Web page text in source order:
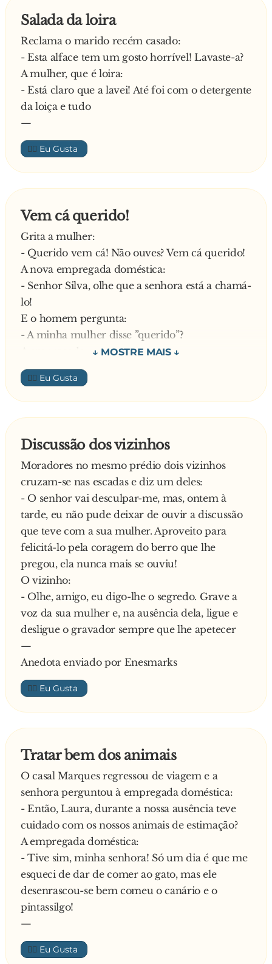
Salada da loira
Reclama o marido recém casado:
- Esta alface tem um gosto horrível! Lavaste-a?
A mulher, que é loira:
- Está claro que a lavei! Até foi com o detergente
da loiça e tudo
—
👍🏼
Vem cá querido!
Grita a mulher:
- Querido vem cá! Não ouves? Vem cá querido!
A nova empregada doméstica:
- Senhor Silva, olhe que a senhora está a chamá-
lo!
E o homem pergunta:
- A minha mulher disse ”querido”?
- Disse, sim, senhor Silva!
Diz o homem:
- Ah, então é com o cão
—
👍🏼
Discussão dos vizinhos
Moradores no mesmo prédio dois vizinhos
cruzam-se nas escadas e diz um deles:
- O senhor vai desculpar-me, mas, ontem à
tarde, eu não pude deixar de ouvir a discussão
que teve com a sua mulher. Aproveito para
felicitá-lo pela coragem do berro que lhe
pregou, ela nunca mais se ouviu!
O vizinho:
- Olhe, amigo, eu digo-lhe o segredo. Grave a
voz da sua mulher e, na ausência dela, ligue e
desligue o gravador sempre que lhe apetecer
—
Anedota enviado por Enesmarks
👍🏼
Tratar bem dos animais
O casal Marques regressou de viagem e a
senhora perguntou à empregada doméstica:
- Então, Laura, durante a nossa ausência teve
cuidado com os nossos animais de estimação?
A empregada doméstica:
- Tive sim, minha senhora! Só um dia é que me
esqueci de dar de comer ao gato, mas ele
desenrascou-se bem comeu o canário e o
pintassilgo!
—
👍🏼